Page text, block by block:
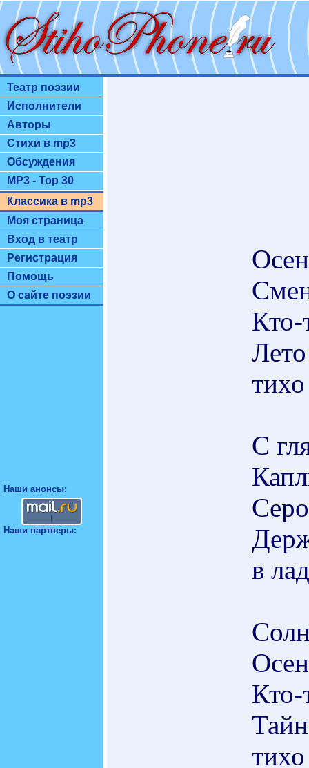
Театр поэзии
Исполнители
Авторы
Стихи в mp3
Обсуждения
MP3 - Top 30
Классика в mp3
Моя страница
Вход в театр
Регистрация
Помощь
О сайте поэзии
Наши анонсы:
Наши партнеры:
Кто-
С
в
Кто-